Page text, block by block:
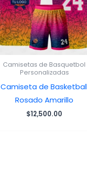
Camisetas de Basquetbol
Personalizadas
Camiseta de
Rosado Amarillo
$12,500.00